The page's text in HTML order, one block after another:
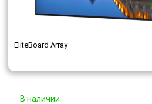
EliteBoard Array
В наличии